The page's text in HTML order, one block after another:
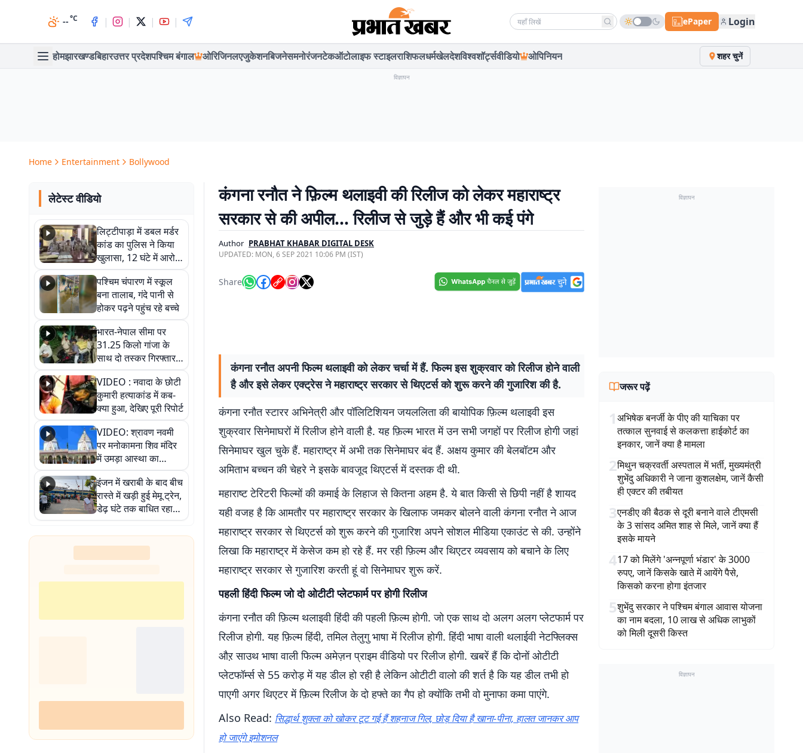
--°C | | | | Search news ePaper Login
होमझारखण्डबिहारउत्तर प्रदेशपश्चिम बंगाल ओरिजिनलएजुकेशनबिजनेसमनोरंजनटेकऑटोलाइफ स्टाइलराशिफलधर्मखेलदेशविश्वशॉर्ट्सवीडियो ओपिनियन शहर चुनें
विज्ञापन
Home Entertainment Bollywood
लेटेस्ट वीडियो
लिट्टीपाड़ा में डबल मर्डर
कांड का पुलिस ने किया
खुलासा, 12 घंटे में आरोपी
गिरफ्तार
पश्चिम चंपारण में स्कूल
बना तालाब, गंदे पानी से
होकर पढ़ने पहुंच रहे बच्चे
भारत-नेपाल सीमा पर
31.25 किलो गांजा के
साथ दो तस्कर गिरफ्तार,
नेपाली नंबर की बाइक
जब्त
VIDEO : नवादा के छोटी
कुमारी हत्याकांड में कब-
क्या हुआ, देखिए पूरी रिपोर्ट
VIDEO: श्रावण नवमी
पर मनोकामना शिव मंदिर
में उमड़ा आस्था का
सैलाब, हर-हर महादेव के
जयघोष से गूंजा परिसर
इंजन में खराबी के बाद बीच
रास्ते में खड़ी हुई मेमू ट्रेन,
डेढ़ घंटे तक बाधित रहा
आवागमन
कंगना रनौत ने फ़िल्म थलाइवी की रिलीज को लेकर महाराष्ट्र
सरकार से की अपील… रिलीज से जुड़े हैं और भी कई पंगे
Author PRABHAT KHABAR DIGITAL DESK
UPDATED: MON, 6 SEP 2021 10:06 PM (IST)
Share
कंगना रनौत अपनी फिल्म थलाइवी को लेकर चर्चा में हैं. फिल्म इस शुक्रवार को रिलीज होने वाली
है और इसे लेकर एक्ट्रेस ने महाराष्ट्र सरकार से थिएटर्स को शुरू करने की गुजारिश की है.
कंगना रनौत स्टारर अभिनेत्री और पॉलिटिशियन जयललिता की बायोपिक फ़िल्म थलाइवी इस
शुक्रवार सिनेमाघरों में रिलीज होने वाली है. यह फ़िल्म भारत में उन सभी जगहों पर रिलीज होगी जहां
सिनेमाघर खुल चुके हैं. महाराष्ट्र में अभी तक सिनेमाघर बंद हैं. अक्षय कुमार की बेलबॉटम और
अमिताभ बच्चन की चेहरे ने इसके बावजूद थिएटर्स में दस्तक दी थी.
महाराष्ट टेरिटरी फिल्मों की कमाई के लिहाज से कितना अहम है. ये बात किसी से छिपी नहीं है शायद
यही वजह है कि आमतौर पर महाराष्ट्र सरकार के खिलाफ जमकर बोलने वाली कंगना रनौत ने आज
महाराष्ट्र सरकार से थिएटर्स को शुरू करने की गुजारिश अपने सोशल मीडिया एकाउंट से की. उन्होंने
लिखा कि महाराष्ट्र में केसेज कम हो रहे हैं. मर रही फ़िल्म और थिएटर व्यवसाय को बचाने के लिए
महाराष्ट्र सरकार से गुजारिश करती हूं वो सिनेमाघर शुरू करें.
पहली हिंदी फिल्म जो दो ओटीटी प्लेटफार्म पर होगी रिलीज
कंगना रनौत की फ़िल्म थलाइवी हिंदी की पहली फ़िल्म होगी. जो एक साथ दो अलग अलग प्लेटफार्म पर
रिलीज होगी. यह फ़िल्म हिंदी, तमिल तेलुगु भाषा में रिलीज होगी. हिंदी भाषा वाली थलाईवी नेटफ्लिक्स
औऱ साउथ भाषा वाली फिल्म अमेज़न प्राइम वीडियो पर रिलीज होगी. खबरें हैं कि दोनों ओटीटी
प्लेटफॉर्म्स से 55 करोड़ में यह डील हो रही है लेकिन ओटीटी वालो की शर्त है कि यह डील तभी हो
पाएगी अगर थिएटर में फ़िल्म रिलीज के दो हफ्ते का गैप हो क्योंकि तभी वो मुनाफा कमा पाएंगे.
Also Read: सिद्धार्थ शुक्ला को खोकर टूट गई हैं शहनाज गिल, छोड़ दिया है खाना-पीना, हालत जानकर आप
हो जाएंगे इमोशनल
विज्ञापन
जरूर पढ़ें
1अभिषेक बनर्जी के पीए की याचिका पर
तत्काल सुनवाई से कलकत्ता हाईकोर्ट का
इनकार, जानें क्या है मामला
2मिथुन चक्रवर्ती अस्पताल में भर्ती, मुख्यमंत्री
शुभेंदु अधिकारी ने जाना कुशलक्षेम, जानें कैसी
ही एक्टर की तबीयत
3एनडीए की बैठक से दूरी बनाने वाले टीएमसी
के 3 सांसद अमित शाह से मिले, जानें क्या हैं
इसके मायने
417 को मिलेंगे 'अन्नपूर्णा भंडार' के 3000
रुपए, जानें किसके खाते में आयेंगे पैसे,
किसको करना होगा इंतजार
5शुभेंदु सरकार ने पश्चिम बंगाल आवास योजना
का नाम बदला, 10 लाख से अधिक लाभुकों
को मिली दूसरी किस्त
विज्ञापन